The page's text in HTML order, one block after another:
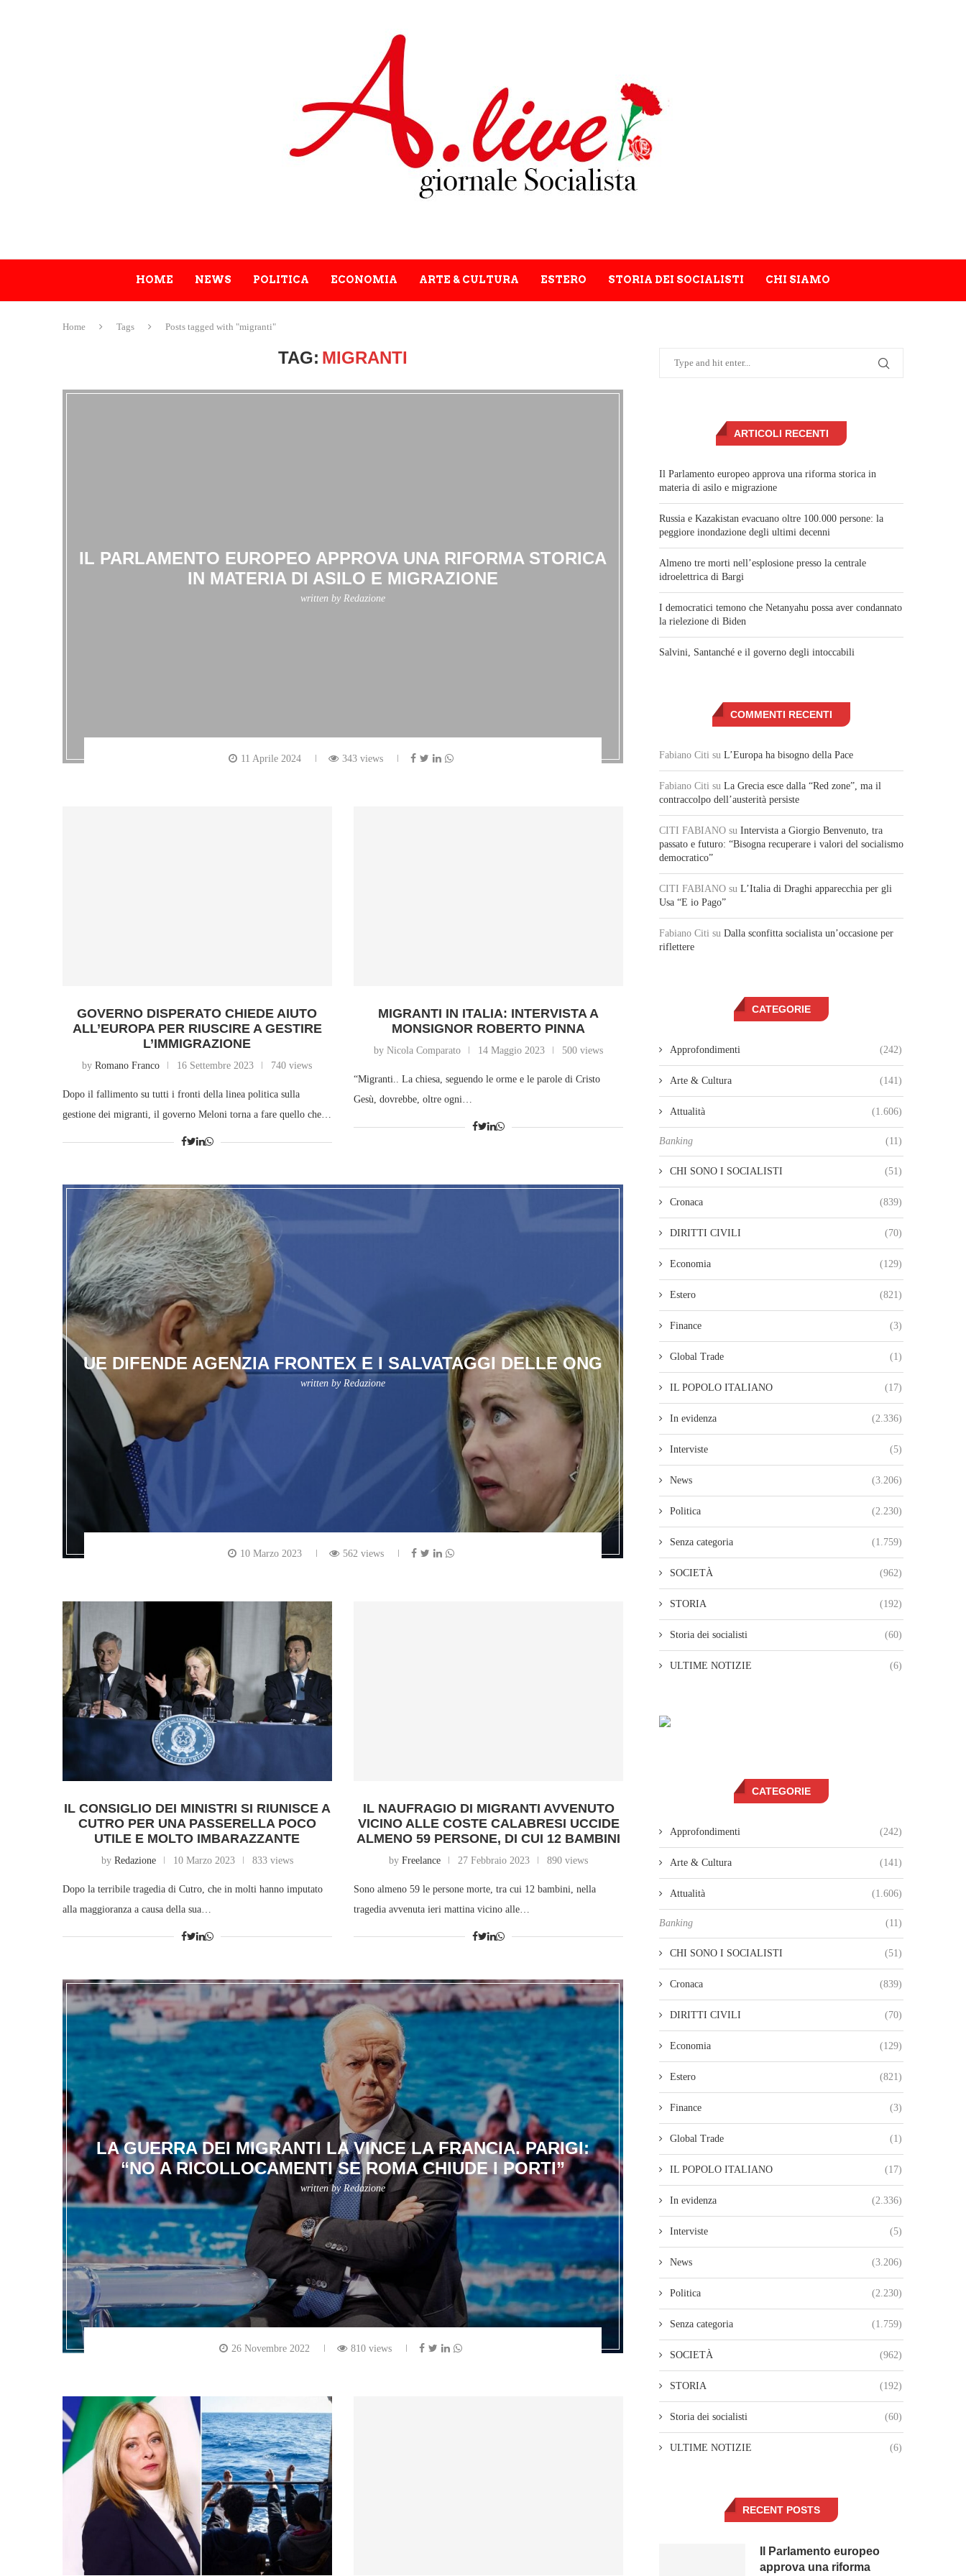
HOME NEWS POLITICA ECONOMIA ARTE & CULTURA ESTERO STORIA DEI SOCIALISTI CHI SIAMO
Home Tags Posts tagged with "migranti"
TAG: MIGRANTI
IL PARLAMENTO EUROPEO APPROVA UNA RIFORMA STORICA
IN MATERIA DI ASILO E MIGRAZIONE
written by Redazione
11 Aprile 2024 343 views
GOVERNO DISPERATO CHIEDE AIUTO
ALL’EUROPA PER RIUSCIRE A GESTIRE
L’IMMIGRAZIONE
byRomano Franco 16 Settembre 2023 740 views
Dopo il fallimento su tutti i fronti della linea politica sulla
gestione dei migranti, il governo Meloni torna a fare quello che…
MIGRANTI IN ITALIA: INTERVISTA A
MONSIGNOR ROBERTO PINNA
by Nicola Comparato 14 Maggio 2023 500 views
“Migranti.. La chiesa, seguendo le orme e le parole di Cristo
Gesù, dovrebbe, oltre ogni…
UE DIFENDE AGENZIA FRONTEX E I SALVATAGGI DELLE ONG
written by Redazione
10 Marzo 2023 562 views
IL CONSIGLIO DEI MINISTRI SI RIUNISCE A
CUTRO PER UNA PASSERELLA POCO
UTILE E MOLTO IMBARAZZANTE
by Redazione 10 Marzo 2023 833 views
Dopo la terribile tragedia di Cutro, che in molti hanno imputato
alla maggioranza a causa della sua…
IL NAUFRAGIO DI MIGRANTI AVVENUTO
VICINO ALLE COSTE CALABRESI UCCIDE
ALMENO 59 PERSONE, DI CUI 12 BAMBINI
byFreelance 27 Febbraio 2023 890 views
Sono almeno 59 le persone morte, tra cui 12 bambini, nella
tragedia avvenuta ieri mattina vicino alle…
LA GUERRA DEI MIGRANTI LA VINCE LA FRANCIA. PARIGI:
“NO A RICOLLOCAMENTI SE ROMA CHIUDE I PORTI”
written byRedazione
26 Novembre 2022 810 views
ARTICOLI RECENTI
Il Parlamento europeo approva una riforma storica in
materia di asilo e migrazione
Russia e Kazakistan evacuano oltre 100.000 persone: la
peggiore inondazione degli ultimi decenni
Almeno tre morti nell’esplosione presso la centrale
idroelettrica di Bargi
I democratici temono che Netanyahu possa aver condannato
la rielezione di Biden
Salvini, Santanché e il governo degli intoccabili
COMMENTI RECENTI
Fabiano Citi su L’Europa ha bisogno della Pace
Fabiano Citi su La Grecia esce dalla “Red zone”, ma il
contraccolpo dell’austerità persiste
CITI FABIANO su Intervista a Giorgio Benvenuto, tra
passato e futuro: “Bisogna recuperare i valori del socialismo
democratico”
CITI FABIANO su L’Italia di Draghi apparecchia per gli
Usa “E io Pago”
Fabiano Citi su Dalla sconfitta socialista un’occasione per
riflettere
CATEGORIE
Approfondimenti (242)
Arte & Cultura (141)
Attualità (1.606)
Banking (11)
CHI SONO I SOCIALISTI (51)
Cronaca (839)
DIRITTI CIVILI (70)
Economia (129)
Estero (821)
Finance (3)
Global Trade (1)
IL POPOLO ITALIANO (17)
In evidenza (2.336)
Interviste (5)
News (3.206)
Politica (2.230)
Senza categoria (1.759)
SOCIETÀ (962)
STORIA (192)
Storia dei socialisti (60)
ULTIME NOTIZIE (6)
CATEGORIE
Approfondimenti (242)
Arte & Cultura (141)
Attualità (1.606)
Banking (11)
CHI SONO I SOCIALISTI (51)
Cronaca (839)
DIRITTI CIVILI (70)
Economia (129)
Estero (821)
Finance (3)
Global Trade (1)
IL POPOLO ITALIANO (17)
In evidenza (2.336)
Interviste (5)
News (3.206)
Politica (2.230)
Senza categoria (1.759)
SOCIETÀ (962)
STORIA (192)
Storia dei socialisti (60)
ULTIME NOTIZIE (6)
RECENT POSTS
Il Parlamento europeo
approva una riforma